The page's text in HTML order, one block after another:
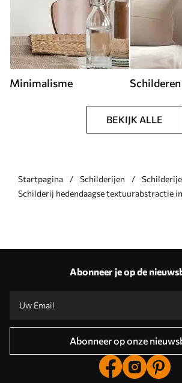
Minimalisme Schilderen
BEKIJK ALLE
Startpagina Schilderijen
Schilderij hedendaagse textuurabstractie
Abonneer je op de
Abonneer op onze